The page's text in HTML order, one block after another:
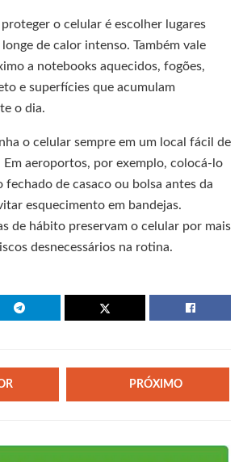
o celular é escolher lugares
de calor intenso. Também vale
a notebooks aquecidos, fogões,
e superfícies que acumulam
o dia.
o celular sempre em um local fácil de
Em aeroportos, por exemplo, colocá-lo
de casaco ou bolsa antes da
esquecimento em bandejas.
de hábito preservam o celular por mais
desnecessários na rotina.
PRÓXIMO